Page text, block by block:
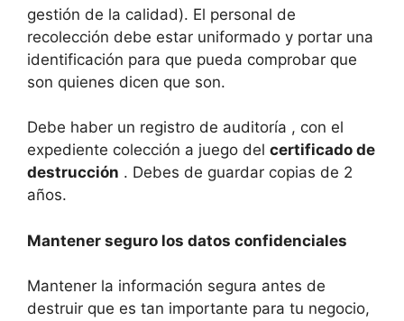
gestión de la calidad). El personal de
recolección debe estar uniformado y portar una
identificación para que pueda comprobar que
son quienes dicen que son.
Debe haber un registro de auditoría , con el
expediente colección a juego del certificado de
destrucción . Debes de guardar copias de 2
años.
Mantener seguro los datos confidenciales
Mantener la información segura antes de
destruir que es tan importante para tu negocio,